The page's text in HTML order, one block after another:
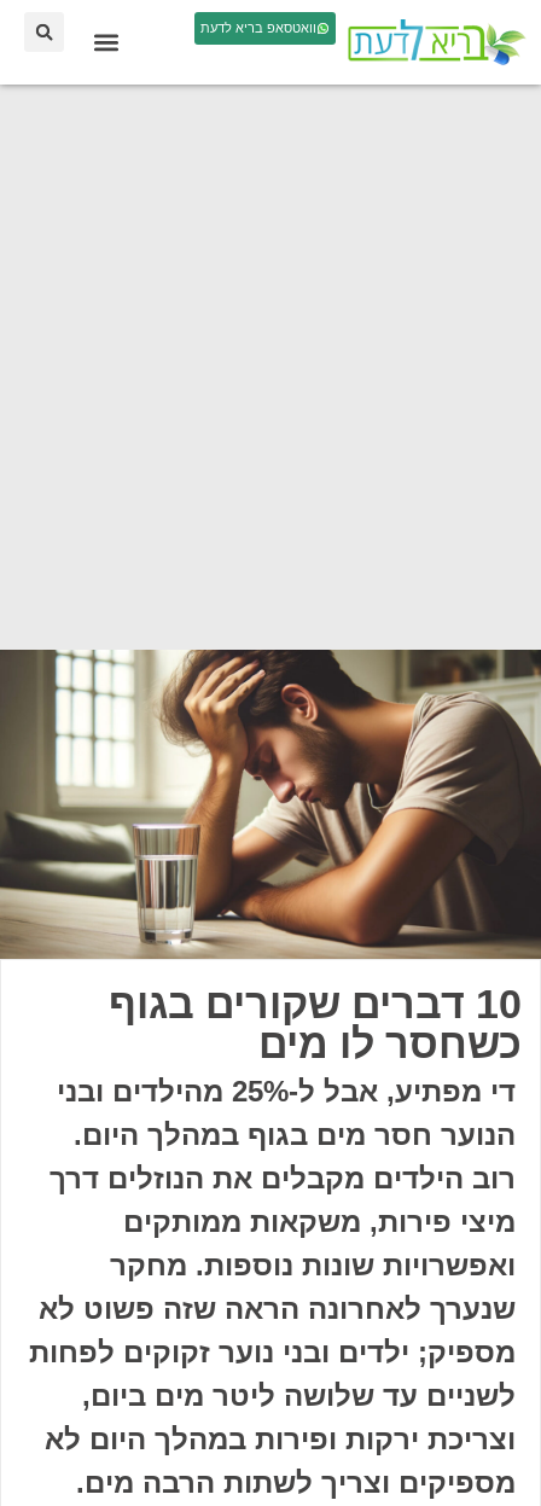
וואטסאפ בריא לדעת
10 דברים שקורים בגוף
כשחסר לו מים
די מפתיע, אבל ל-25% מהילדים ובני
הנוער חסר מים בגוף במהלך היום.
רוב הילדים מקבלים את הנוזלים דרך
מיצי פירות, משקאות ממותקים
ואפשרויות שונות נוספות. מחקר
שנערך לאחרונה הראה שזה פשוט לא
מספיק; ילדים ובני נוער זקוקים לפחות
לשניים עד שלושה ליטר מים ביום,
וצריכת ירקות ופירות במהלך היום לא
מספיקים וצריך לשתות הרבה מים.